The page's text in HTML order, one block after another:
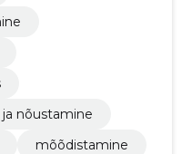
nõustamine
mõõdistamine